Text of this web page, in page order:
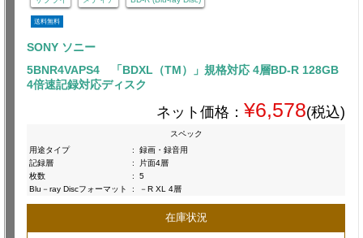
送料無料
SONY ソニー
5BNR4VAPS4 「BDXL（TM）」規格対応 4層BD-R 128GB
4倍速記録対応ディスク
ネット価格： ¥6,578(税込)
スペック
用途タイプ
:
録画・録音用
記録層
:
片面4層
枚数
:
5
Blu－ray Discフォーマット
: －R XL 4層
在庫状況